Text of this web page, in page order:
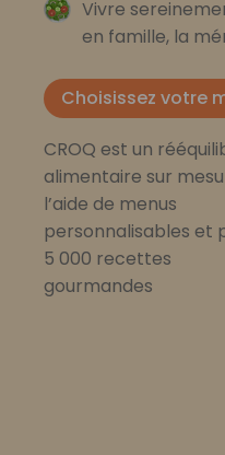
Vivre
en famille, la
Choisissez votre
CROQ est un
alimentaire sur
l’aide de menus
personnalisables et
5 000 recettes
gourmandes